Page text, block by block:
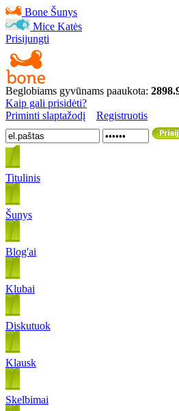
Bone Šunys
Mice Katės
Prisijungti
Beglobiams gyvūnams paaukota:
Kaip gali prisidėti?
Priminti slaptažodį
Registruotis
Titulinis
Šunys
Blog'ai
Klubai
Diskutuok
Klausk
Skelbimai